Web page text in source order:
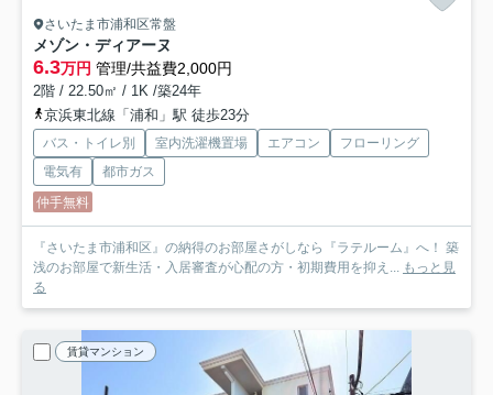
さいたま市浦和区常盤
メゾン・ディアーヌ
6.3万円 管理/共益費2,000円
2階 / 22.50㎡ / 1K /築24年
京浜東北線「浦和」駅 徒歩23分
バス・トイレ別 室内洗濯機置場 エアコン
フローリング
電気有
都市ガス
仲手無料
『さいたま市浦和区』の納得のお部屋さがしなら『ラテルーム』へ！ 築
浅のお部屋で新生活・入居審査が心配の方・初期費用を抑え... もっと見
る
賃貸マンション